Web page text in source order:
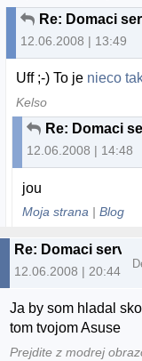
Re: Domaci
12.06.2008 | 13:49
Uff ;-) To je nieco
Kelso
Re: Domaci
12.06.2008 | 14:48
jou
Moja strana |Blog
Re: Domaci server
12.06.2008 | 20:44
Ja by som hladal
tom tvojom Asuse
Prejdite z modrej